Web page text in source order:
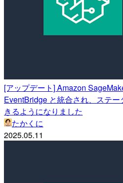
[アップデート] Amazon
EventBridge と統合され、ステ
きるようになりました
たかくに
2025.05.11